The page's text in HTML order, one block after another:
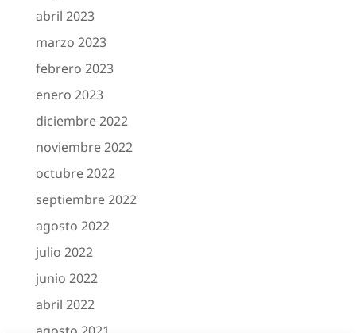
abril 2023
marzo 2023
febrero 2023
enero 2023
diciembre 2022
noviembre 2022
octubre 2022
septiembre 2022
agosto 2022
julio 2022
junio 2022
abril 2022